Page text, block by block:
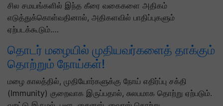
சில சமயங்களில் இந்த கீரை வகைகளை அதிகம்
எடுத்துக்கொள்வதினால், அதிகளவில் பாதிப்புகளும்
ஏற்படக்கூடும்.…
தொடர் மழையில் முதியவர்களைத் தாக்கும்
தொற்றும் நோய்கள்!
மழை காலத்தில், முதியோர்களுக்கு நோய் எதிர்ப்பு சக்தி
(Immunity) குறைவாக இருப்பதால், சுலபமாக தொற்று ஏற்படும்.